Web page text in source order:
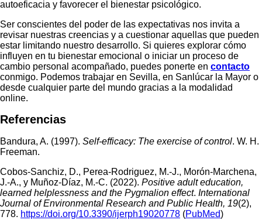
autoeficacia y favorecer el bienestar psicológico.
Ser conscientes del poder de las expectativas nos invita a
revisar nuestras creencias y a cuestionar aquellas que pueden
estar limitando nuestro desarrollo. Si quieres explorar cómo
influyen en tu bienestar emocional o iniciar un proceso de
cambio personal acompañado, puedes ponerte en contacto
conmigo. Podemos trabajar en Sevilla, en Sanlúcar la Mayor o
desde cualquier parte del mundo gracias a la modalidad
online.
Referencias
Bandura, A. (1997). Self-efficacy: The exercise of control. W. H.
Freeman.
Cobos-Sanchiz, D., Perea-Rodriguez, M.-J., Morón-Marchena,
J.-A., y Muñoz-Díaz, M.-C. (2022). Positive adult education,
learned helplessness and the Pygmalion effect. International
Journal of Environmental Research and Public Health, 19(2),
778. https://doi.org/10.3390/ijerph19020778 (PubMed)